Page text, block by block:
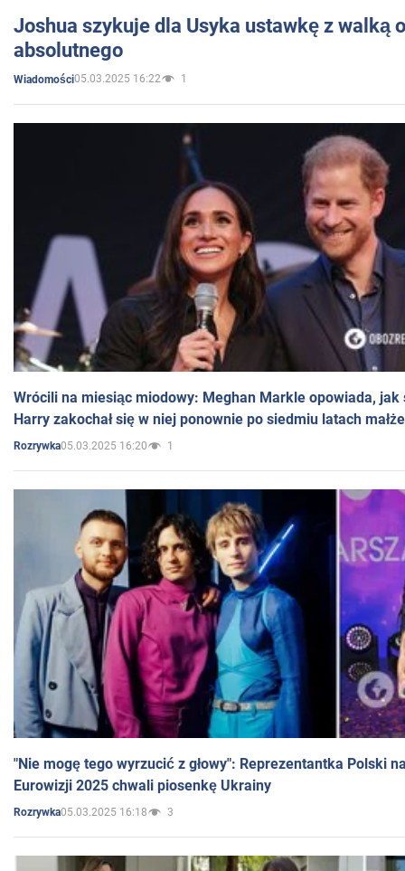
Joshua szykuje dla Usyka ustawkę z walką
absolutnego
Wiadomości05.03.2025 16:22 1
Wrócili na miesiąc miodowy: Meghan Markle opowiada, jak
Harry zakochał się w niej ponownie po siedmiu latach
Rozrywka05.03.2025 16:20 1
"Nie mogę tego wyrzucić z głowy": Reprezentantka Polski
Eurowizji 2025 chwali piosenkę Ukrainy
Rozrywka05.03.2025 16:18 3